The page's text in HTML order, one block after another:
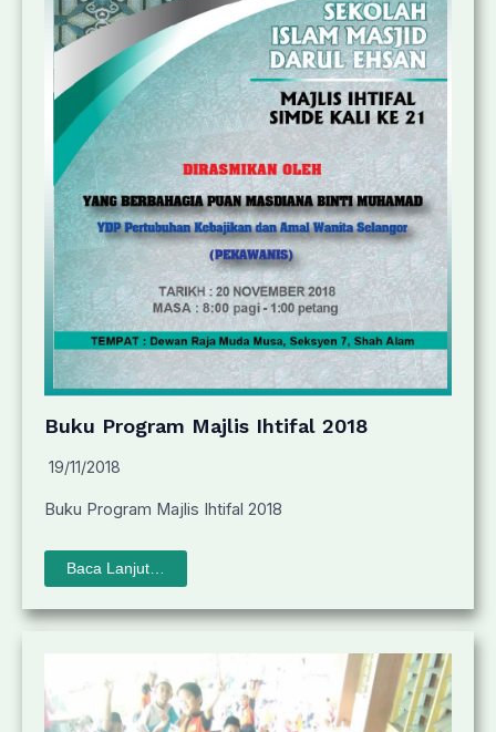
Buku Program Majlis Ihtifal 2018
19/11/2018
Buku Program Majlis Ihtifal 2018
Baca Lanjut…